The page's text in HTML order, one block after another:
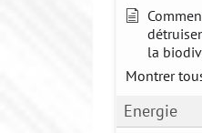
la
Montrer
Energie